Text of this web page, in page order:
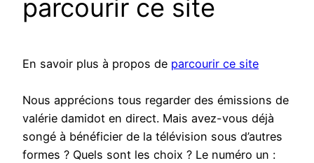
parcourir ce site
En savoir plus à propos de parcourir ce site
Nous apprécions tous regarder des émissions de
valérie damidot en direct. Mais avez-vous déjà
songé à bénéficier de la télévision sous d’autres
formes ? Quels sont les choix ? Le numéro un :